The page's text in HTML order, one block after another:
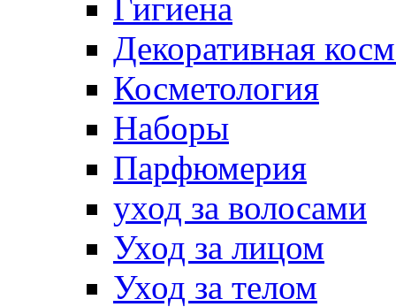
Гигиена
Декоративная
Косметология
Наборы
Парфюмерия
уход за волосами
Уход за лицом
Уход за телом